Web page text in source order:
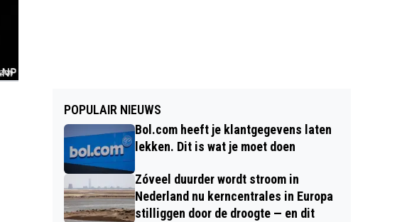
POPULAIR NIEUWS
Bol.com heeft je klantgegevens laten
lekken. Dit is wat je moet doen
Zóveel duurder wordt stroom in
Nederland nu kerncentrales in Europa
stilliggen door de droogte — en dit